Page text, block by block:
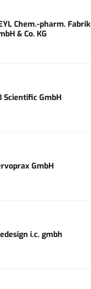
Chem.-pharm. Fabrik
& Co. KG
Scientific GmbH
GmbH
i.c. gmbh